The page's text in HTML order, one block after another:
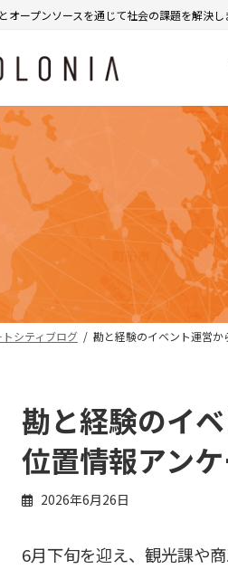
オープンソースを通じて社会の課題を解決し
トシティブログ 勘と経験のイベント運営
勘と経験のイ
位置情報アン
2026年6月26日
6月下旬を迎え、観光課や